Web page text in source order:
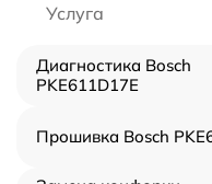
Услуга
Диагностика Bosch
PKE611D17E
Прошивка Bosch